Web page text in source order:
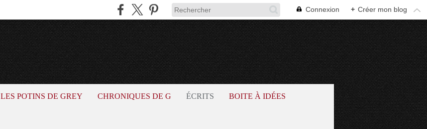
Connexion + Créer mon blog
LES POTINS DE GREY CHRONIQUES DE G ÉCRITS BOITE À IDÉES